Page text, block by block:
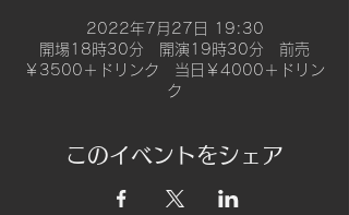
2022年7月27日 19:30
開場18時30分 開演19時30分 前売
￥3500＋ドリンク 当日￥4000＋ドリン
ク
このイベントをシェア